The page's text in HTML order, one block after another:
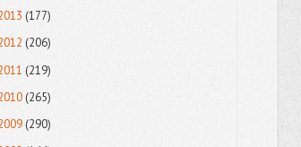
(177)
(206)
(219)
(265)
(290)